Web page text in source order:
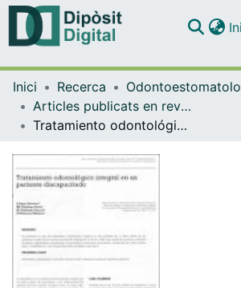
Navega
Com
Inici Recerca
Articles publicats en revistes (Odontoestomatologia)
Tratamiento odontológico integral en un paciente discapacitado